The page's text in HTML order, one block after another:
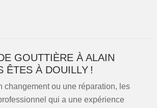
GOUTTIÈRE À ALAIN
ÊTES À DOUILLY !
changement ou une réparation, les
qui a une expérience